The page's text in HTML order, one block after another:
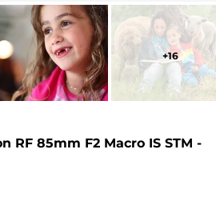
+16
RF 85mm F2 Macro IS STM -